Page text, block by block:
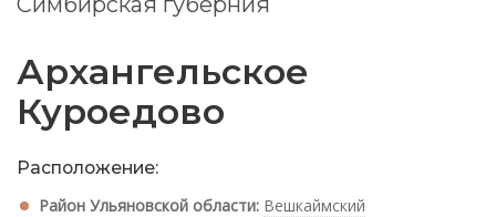
Архангельское
Куроедово
Расположение:
Район Ульяновской области: Вешкаймский